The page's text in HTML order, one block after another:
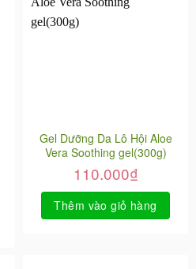
Gel Dưỡng Da Lô Hội Aloe
Vera Soothing gel(300g)
110.000₫
Thêm vào giỏ hàng